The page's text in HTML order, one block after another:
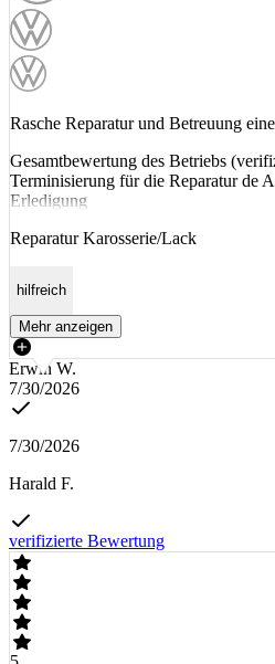
Rasche Reparatur und Betreuung
Gesamtbewertung des Betriebs
Terminisierung für die Reparatur de
Erledigung
Reparatur Karosserie/Lack
hilfreich
Mehr anzeigen
Erwin W.
7/30/2026
7/30/2026
Harald F.
verifizierte Bewertung